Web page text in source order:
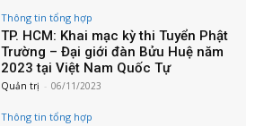
Thông tin tổng hợp
TP. HCM: Khai mạc kỳ thi Tuyển Phật
Trường – Đại giới đàn Bửu Huệ năm
2023 tại Việt Nam Quốc Tự
Quản trị - 06/11/2023
Thông tin tổng hợp